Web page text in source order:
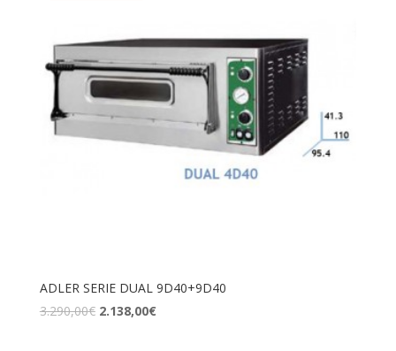
ADLER SERIE DUAL 9D40+9D40
3.290,00€ 2.138,00€